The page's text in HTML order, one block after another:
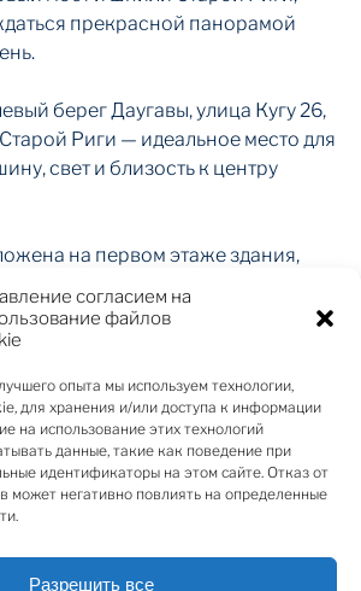
согласием на
файлов
опыта мы используем технологии,
для хранения и/или доступа к информации
на использование этих технологий
данные, такие как поведение при
идентификаторы на этом сайте. Отказ от
может негативно повлиять на определенные
Разрешить все
прекрасной панорамой
берег Даугавы, улица Кугу 26,
Риги — идеальное место для
свет и близость к центру
на первом этаже здания,
3,6 метра, что придаёт
света и элегантности.
с дизайнерской кухней,
мебелью и